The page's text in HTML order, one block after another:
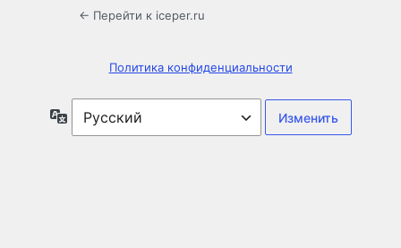
← Перейти к iceper.ru
Политика конфиденциальности
Язык